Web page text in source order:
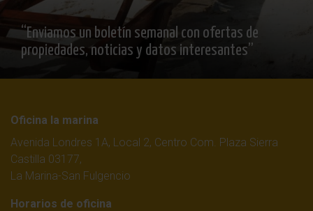
“Enviamos un boletín semanal con ofertas de
propiedades, noticias y datos interesantes”
Oficina la marina
Avenida Londres 1A, Local 2, Centro Com. Plaza Sierra
Castilla 03177,
La Marina-San Fulgencio
Horarios de oficina